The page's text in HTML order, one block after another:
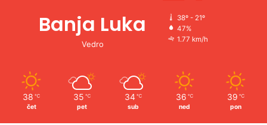
Banja Luka
Vedro
38º - 21º
47%
1.77 km/h
38 ℃
čet
35 ℃
pet
34 ℃
sub
36 ℃
ned
39 ℃
pon